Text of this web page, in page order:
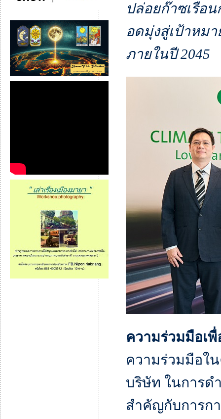
ปล่อยก๊าซเรือน
อดมุ่งสู่เป้าหม
ภายในปี 2045
ความร่วมมือเ
ความร่วมมือใ
บริษัท ในการด
สำคัญกับการก